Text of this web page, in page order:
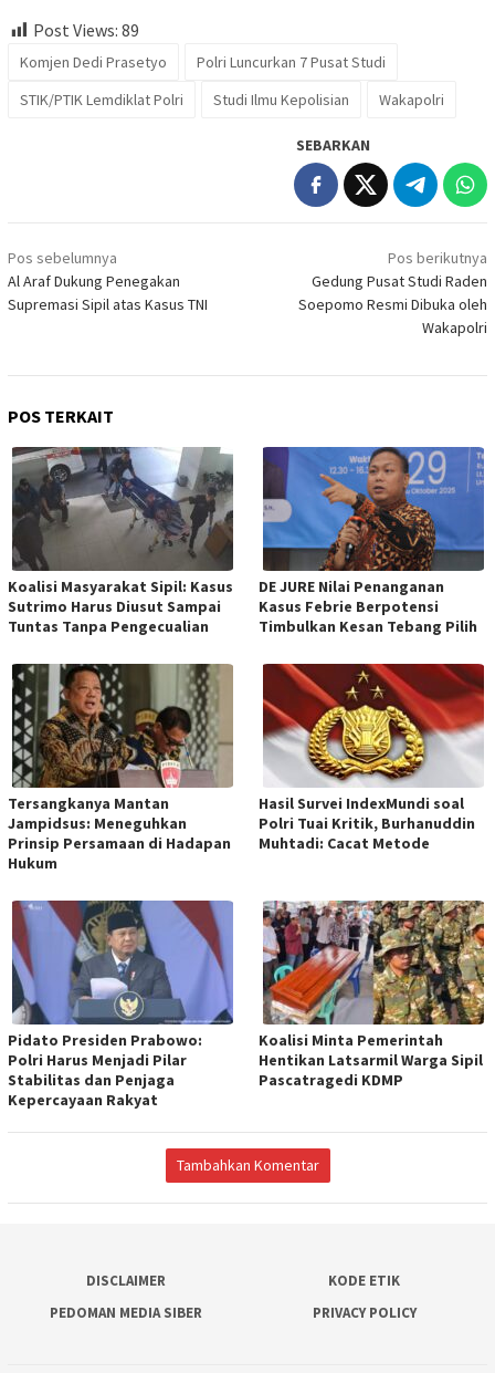
Post Views: 89
Komjen Dedi Prasetyo
Polri Luncurkan 7 Pusat Studi
STIK/PTIK Lemdiklat Polri
Studi Ilmu Kepolisian Wakapolri
SEBARKAN
Navigasi
pos
Pos sebelumnya
Al Araf Dukung Penegakan
Supremasi Sipil atas Kasus TNI
Pos berikutnya
Gedung Pusat Studi Raden
Soepomo Resmi Dibuka oleh
Wakapolri
POS TERKAIT
Koalisi Masyarakat Sipil: Kasus
Sutrimo Harus Diusut Sampai
Tuntas Tanpa Pengecualian
DE JURE Nilai Penanganan
Kasus Febrie Berpotensi
Timbulkan Kesan Tebang Pilih
Tersangkanya Mantan
Jampidsus: Meneguhkan
Prinsip Persamaan di Hadapan
Hukum
Hasil Survei IndexMundi soal
Polri Tuai Kritik, Burhanuddin
Muhtadi: Cacat Metode
Pidato Presiden Prabowo:
Polri Harus Menjadi Pilar
Stabilitas dan Penjaga
Kepercayaan Rakyat
Koalisi Minta Pemerintah
Hentikan Latsarmil Warga Sipil
Pascatragedi KDMP
Tambahkan Komentar
DISCLAIMER
KODE ETIK
PEDOMAN MEDIA SIBER
PRIVACY POLICY